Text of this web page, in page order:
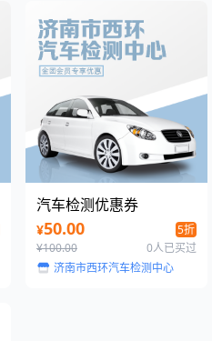
汽车检测优惠券
¥50.00
5折
¥100.00
0人已买过
济南市西环汽车检测中心